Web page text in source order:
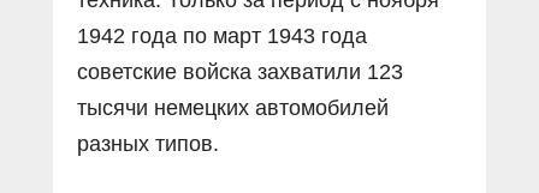
1942 года по март 1943 года
советские войска захватили 123
тысячи немецких автомобилей
разных типов.